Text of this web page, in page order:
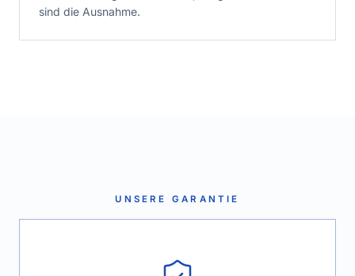
sind die Ausnahme.
UNSERE GARANTIE